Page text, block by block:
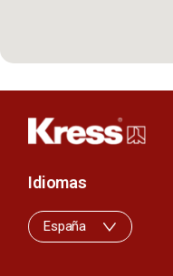
Idiomas
España